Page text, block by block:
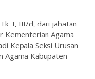
I, III/d, dari jabatan
Kementerian Agama
Kepala Seksi Urusan
Agama Kabupaten